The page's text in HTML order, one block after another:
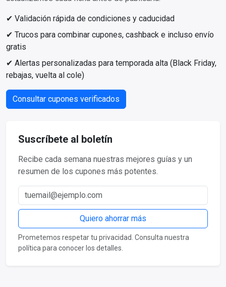
✔ Validación rápida de condiciones y caducidad
✔ Trucos para combinar cupones, cashback e incluso envío
gratis
✔ Alertas personalizadas para temporada alta (Black Friday,
rebajas, vuelta al cole)
Consultar cupones verificados
Suscríbete al boletín
Recibe cada semana nuestras mejores guías y un
resumen de los cupones más potentes.
Correo electrónico
Quiero ahorrar más
Prometemos respetar tu privacidad. Consulta nuestra
política para conocer los detalles.